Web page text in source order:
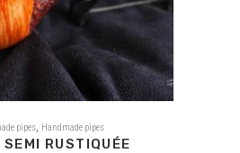
pipes Handmade pipes
RUSTIQUÉE